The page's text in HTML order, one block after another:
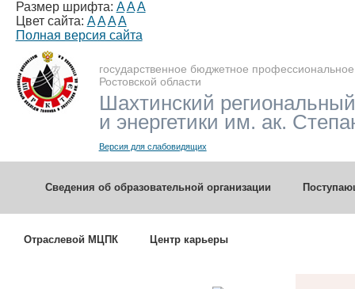
Размер шрифта: A A A
Цвет сайта: A A A A
Полная версия сайта
государственное бюджетное
Ростовской области
Шахтинский
и энергетики им. ак.
Версия для слабовидящих
Сведения об образовательной организации
Отраслевой МЦПК Центр карьеры